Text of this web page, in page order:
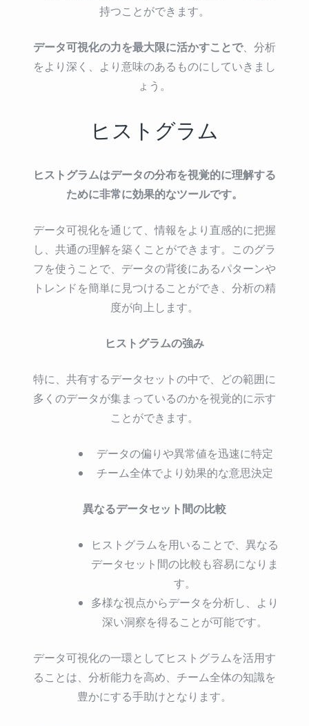
持つことができます。
データ可視化の力を最大限に活かすことで、分析
をより深く、より意味のあるものにしていきまし
ょう。
ヒストグラム
ヒストグラムはデータの分布を視覚的に理解する
ために非常に効果的なツールです。
データ可視化を通じて、情報をより直感的に把握
し、共通の理解を築くことができます。このグラ
フを使うことで、データの背後にあるパターンや
トレンドを簡単に見つけることができ、分析の精
度が向上します。
ヒストグラムの強み
特に、共有するデータセットの中で、どの範囲に
多くのデータが集まっているのかを視覚的に示す
ことができます。
データの偏りや異常値を迅速に特定
チーム全体でより効果的な意思決定
異なるデータセット間の比較
ヒストグラムを用いることで、異なる
データセット間の比較も容易になりま
す。
多様な視点からデータを分析し、より
深い洞察を得ることが可能です。
データ可視化の一環としてヒストグラムを活用す
ることは、分析能力を高め、チーム全体の知識を
豊かにする手助けとなります。